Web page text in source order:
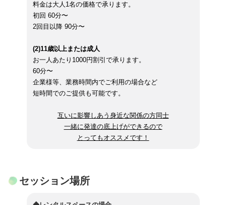
料金は大人1名の価格で承ります。
初回 60分〜
2回目以降 90分〜
(2)11歳以上または成人
お一人あたり1000円割引で承ります。
60分〜
企業様等、業務時間内でご利用の場合など
短時間でのご提供も可能です。
互いに影響しあう身近な関係の方同士
一緒に発達の底上げができるので
とってもオススメです！
セッション場所